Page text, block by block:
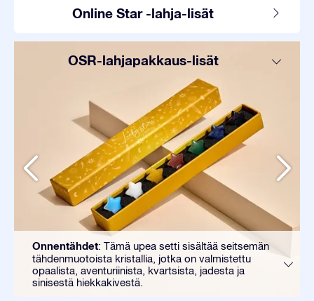
Online Star -lahja-lisät
OSR-lahjapakkaus-lisät
Onnentähdet: Tämä upea setti sisältää seitsemän
tähdenmuotoista kristallia, jotka on valmistettu
opaalista, aventuriinista, kvartsista, jadesta ja
sinisestä hiekkakivestä.